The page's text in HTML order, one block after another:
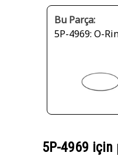
Bu Parça:
5P-4969: O-
5P-4969 için